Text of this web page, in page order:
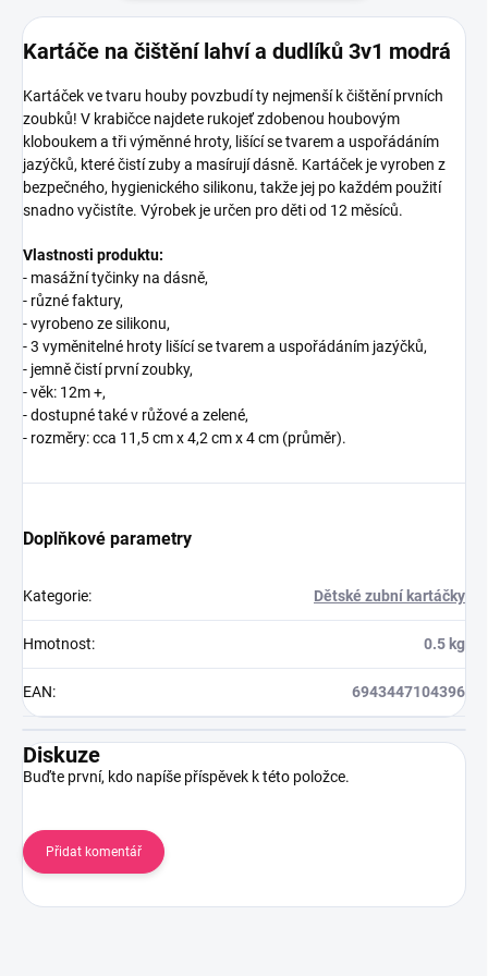
Kartáče na čištění lahví a dudlíků 3v1 modrá
Kartáček ve tvaru houby povzbudí ty nejmenší k čištění prvních
zoubků! V krabičce najdete rukojeť zdobenou houbovým
kloboukem a tři výměnné hroty, lišící se tvarem a uspořádáním
jazýčků, které čistí zuby a masírují dásně. Kartáček je vyroben z
bezpečného, ​​hygienického silikonu, takže jej po každém použití
snadno vyčistíte. Výrobek je určen pro děti od 12 měsíců.
Vlastnosti produktu:
- masážní tyčinky na dásně,
- různé faktury,
- vyrobeno ze silikonu,
- 3 vyměnitelné hroty lišící se tvarem a uspořádáním jazýčků,
- jemně čistí první zoubky,
-věk: 12m +,
- dostupné také v růžové a zelené,
- rozměry: cca 11,5 cm x 4,2 cm x 4 cm (průměr).
Doplňkové parametry
Kategorie: Dětské zubní kartáčky
Hmotnost: 0.5 kg
EAN: 6943447104396
Diskuze
Buďte první, kdo napíše příspěvek k této položce.
Přidat komentář